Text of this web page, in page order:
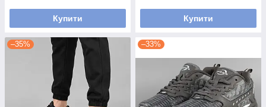
Купити Купити
–35% –33%